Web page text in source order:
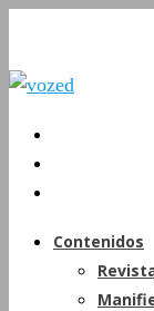
Contenidos